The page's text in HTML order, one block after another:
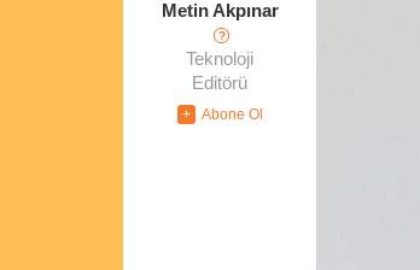
Metin Akpınar
?
Teknoloji
Editörü